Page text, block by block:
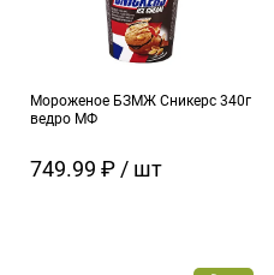
Мороженое БЗМЖ Сникерс 340г
ведро МФ
749.99 ₽ / шт